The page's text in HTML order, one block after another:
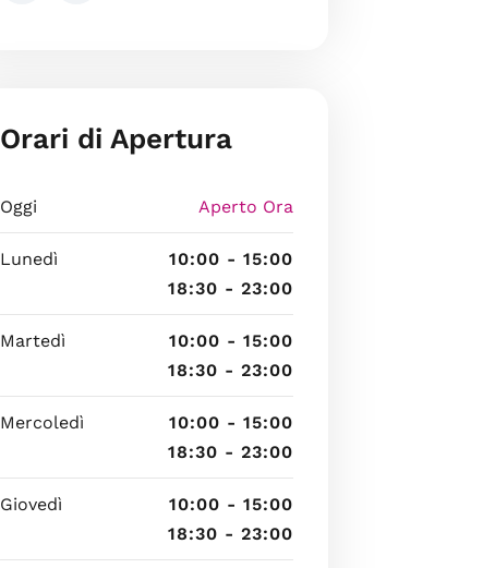
Orari di Apertura
Oggi Aperto Ora
Lunedì
10:00 - 15:00
18:30 - 23:00
Martedì
10:00 - 15:00
18:30 - 23:00
Mercoledì
10:00 - 15:00
18:30 - 23:00
Giovedì
10:00 - 15:00
18:30 - 23:00